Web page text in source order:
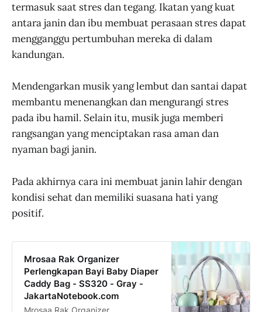
termasuk saat stres dan tegang. Ikatan yang kuat
antara janin dan ibu membuat perasaan stres dapat
mengganggu pertumbuhan mereka di dalam
kandungan.
Mendengarkan musik yang lembut dan santai dapat
membantu menenangkan dan mengurangi stres
pada ibu hamil. Selain itu, musik juga memberi
rangsangan yang menciptakan rasa aman dan
nyaman bagi janin.
Pada akhirnya cara ini membuat janin lahir dengan
kondisi sehat dan memiliki suasana hati yang
positif.
Mrosaa Rak Organizer
Perlengkapan Bayi Baby Diaper
Caddy Bag - SS320 - Gray -
JakartaNotebook.com